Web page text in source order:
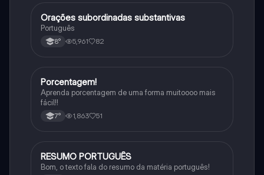
Português
Orações subordinadas substantivas
Português
8° 5,961 82
Matematica
Porcentagem!
Aprenda porcentagem de uma forma muitoooo mais
fácil!!
7° 1,863 51
Português
RESUMO PORTUGUÊS
Bom, o texto fala do resumo da matéria português!